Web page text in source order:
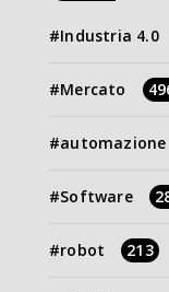
Industria 4.0
Mercato
automazione
Software
robot 213